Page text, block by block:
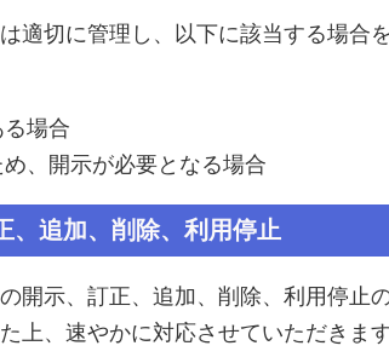
適切に管理し、以下に該当する場合
場合
、開示が必要となる場合
、追加、削除、利用停止
開示、訂正、追加、削除、利用停止
上、速やかに対応させていただきます